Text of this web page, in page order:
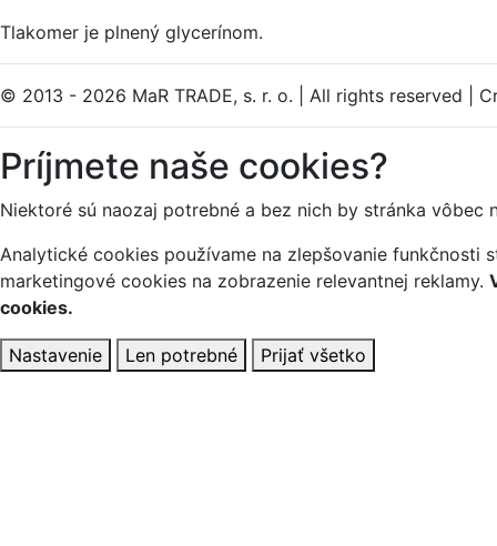
Tlakomer je plnený glycerínom.
© 2013 - 2026 MaR TRADE, s. r. o. All rights reserved
Príjmete naše cookies?
Niektoré sú naozaj potrebné a bez nich by stránka vôbec
Analytické cookies používame na zlepšovanie funkčnosti
marketingové cookies na zobrazenie relevantnej reklamy.
cookies.
Nastavenie Len potrebné Prijať všetko